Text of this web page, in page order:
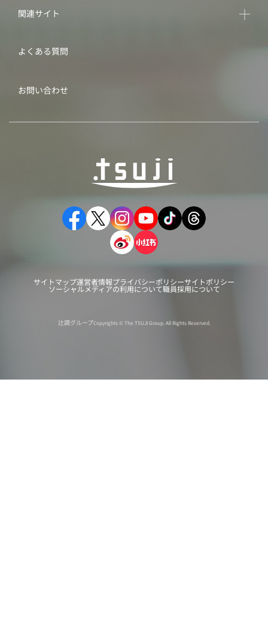
関連サイト
よくある質問
お問い合わせ
サイトマップ運営者情報プライバシーポリシーサイトポリシー
ソーシャルメディアの利用について職員採用について
辻調グループCopyrights © The TSUJI Group. All Rights Reserved.